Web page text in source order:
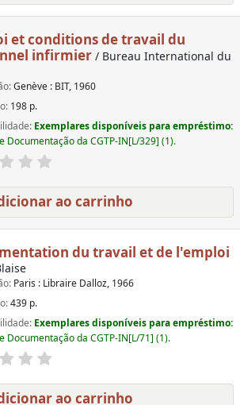
et conditions de travail du
infirmier/ Bureau International du
Genève : BIT, 1960
198 p.
Exemplares disponíveis para empréstimo:
Documentação da CGTP-IN[L/329] (1).
ao carrinho
du travail et de l'emploi
Paris : Libraire Dalloz, 1966
439 p.
Exemplares disponíveis para empréstimo:
Documentação da CGTP-IN[L/71] (1).
ao carrinho